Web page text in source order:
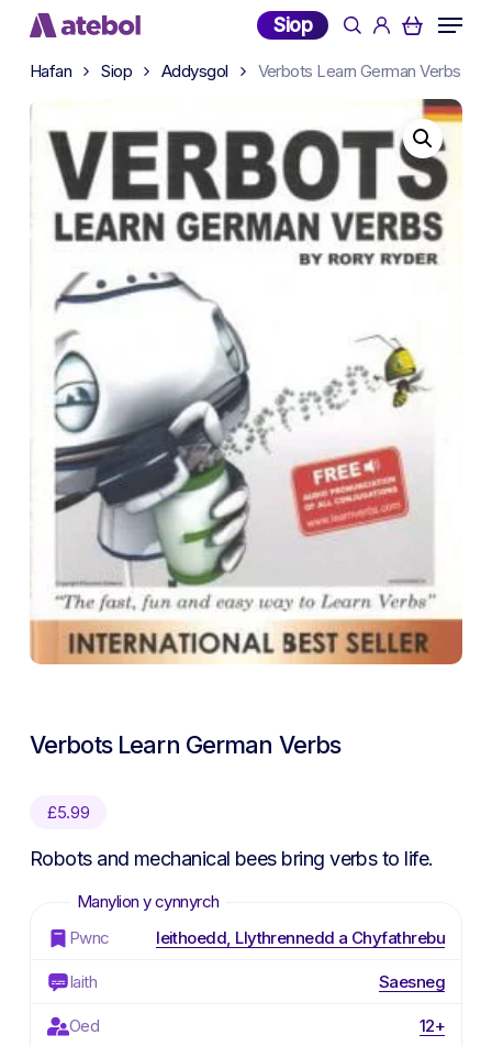
Skip
main
Siop searchaccount
Menu
Hafan Siop Addysgol Verbots Learn German Verbs
Verbots Learn German Verbs
£5.99
Robots and mechanical bees bring verbs to life.
Pwnc Ieithoedd, Llythrennedd a Chyfathrebu
Iaith Saesneg
Oed 12+